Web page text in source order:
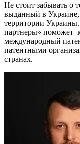
Не стоит забывать о
выданный в Украине,
территории
партнеры» поможет
международный
патентными
странах.